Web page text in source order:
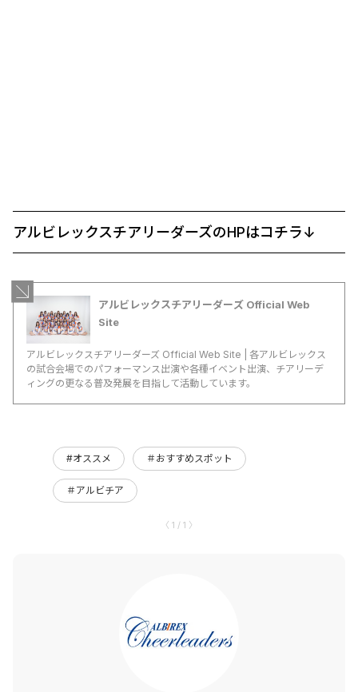
アルビレックスチアリーダーズのHPはコチラ↓
アルビレックスチアリーダーズ Official Web
Site
アルビレックスチアリーダーズ Official Web Site | 各アルビレックス
の試合会場でのパフォーマンス出演や各種イベント出演、チアリーデ
ィングの更なる普及発展を目指して活動しています。
#オススメ ＃おすすめスポット
＃アルビチア
〈 1 / 1 〉